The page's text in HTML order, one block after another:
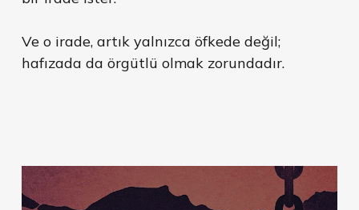
Ve o irade, artık yalnızca öfkede değil;
hafızada da örgütlü olmak zorundadır.